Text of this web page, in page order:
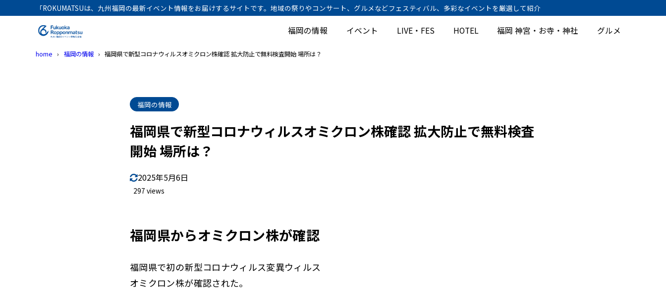
「ROKUMATSUは、九州福岡の最新イベント情報をお届けするサイトです。地域の祭りやコンサート、グルメなどフェスティバル、多彩なイベントを厳選して紹介
福岡の情報 イベント LIVE・FES HOTEL 福岡 神宮・お寺・神社 グルメ
home 福岡の情報 福岡県で新型コロナウィルスオミクロン株確認 拡大防止で無料検査開始 場所は？
福岡の情報
福岡県で新型コロナウィルスオミクロン株確認 拡大防止で無料検査
開始 場所は？
2025年5月6日
297 views
福岡県からオミクロン株が確認
福岡県で初の新型コロナウィルス変異ウィルス
オミクロン株が確認された。